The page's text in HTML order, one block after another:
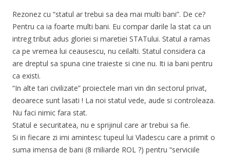
Rezonez cu “statul ar trebui sa dea mai multi bani”. De ce?
Pentru ca ia foarte multi bani. Eu compar darile la stat ca un
intreg tribut adus gloriei si maretiei STATului. Statul a ramas
ca pe vremea lui ceausescu, nu ceilalti. Statul considera ca
are dreptul sa spuna cine traieste si cine nu. Iti ia bani pentru
ca existi.
“In alte tari civilizate” proiectele mari vin din sectorul privat,
deoarece sunt lasati ! La noi statul vede, aude si controleaza.
Nu faci nimic fara stat.
Statul e securitatea, nu e sprijinul care ar trebui sa fie.
Si in fiecare zi imi amintesc tupeul lui Vladescu care a primit o
suma imensa de bani (8 miliarde ROL ?) pentru “serviciile